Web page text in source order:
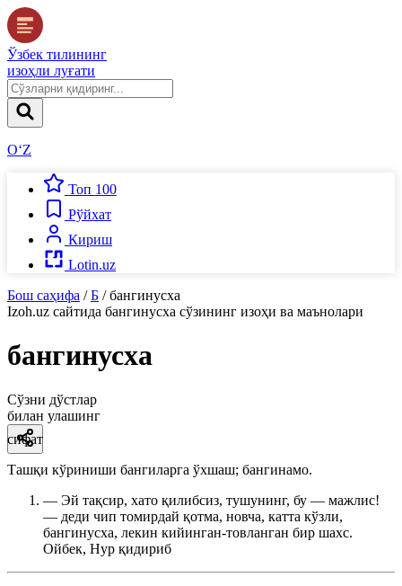
Ўзбек тилининг
изоҳли луғати
O‘Z
Топ 100
Рўйхат
Кириш
Lotin.uz
Бош саҳифа / Б / бангинусха
Izoh.uz сайтида бангинусха сўзининг изоҳи ва маънолари
бангинусха
Сўзни дўстлар
билан улашинг
сифат
Ташқи кўриниши бангиларга ўхшаш; бангинамо.
— Эй тақсир, хато қилибсиз, тушунинг, бу — мажлис!
— деди чип томирдай қотма, новча, катта кўзли,
бангинусха, лекин кийинган-товланган бир шахс.
Ойбек, Нур қидириб